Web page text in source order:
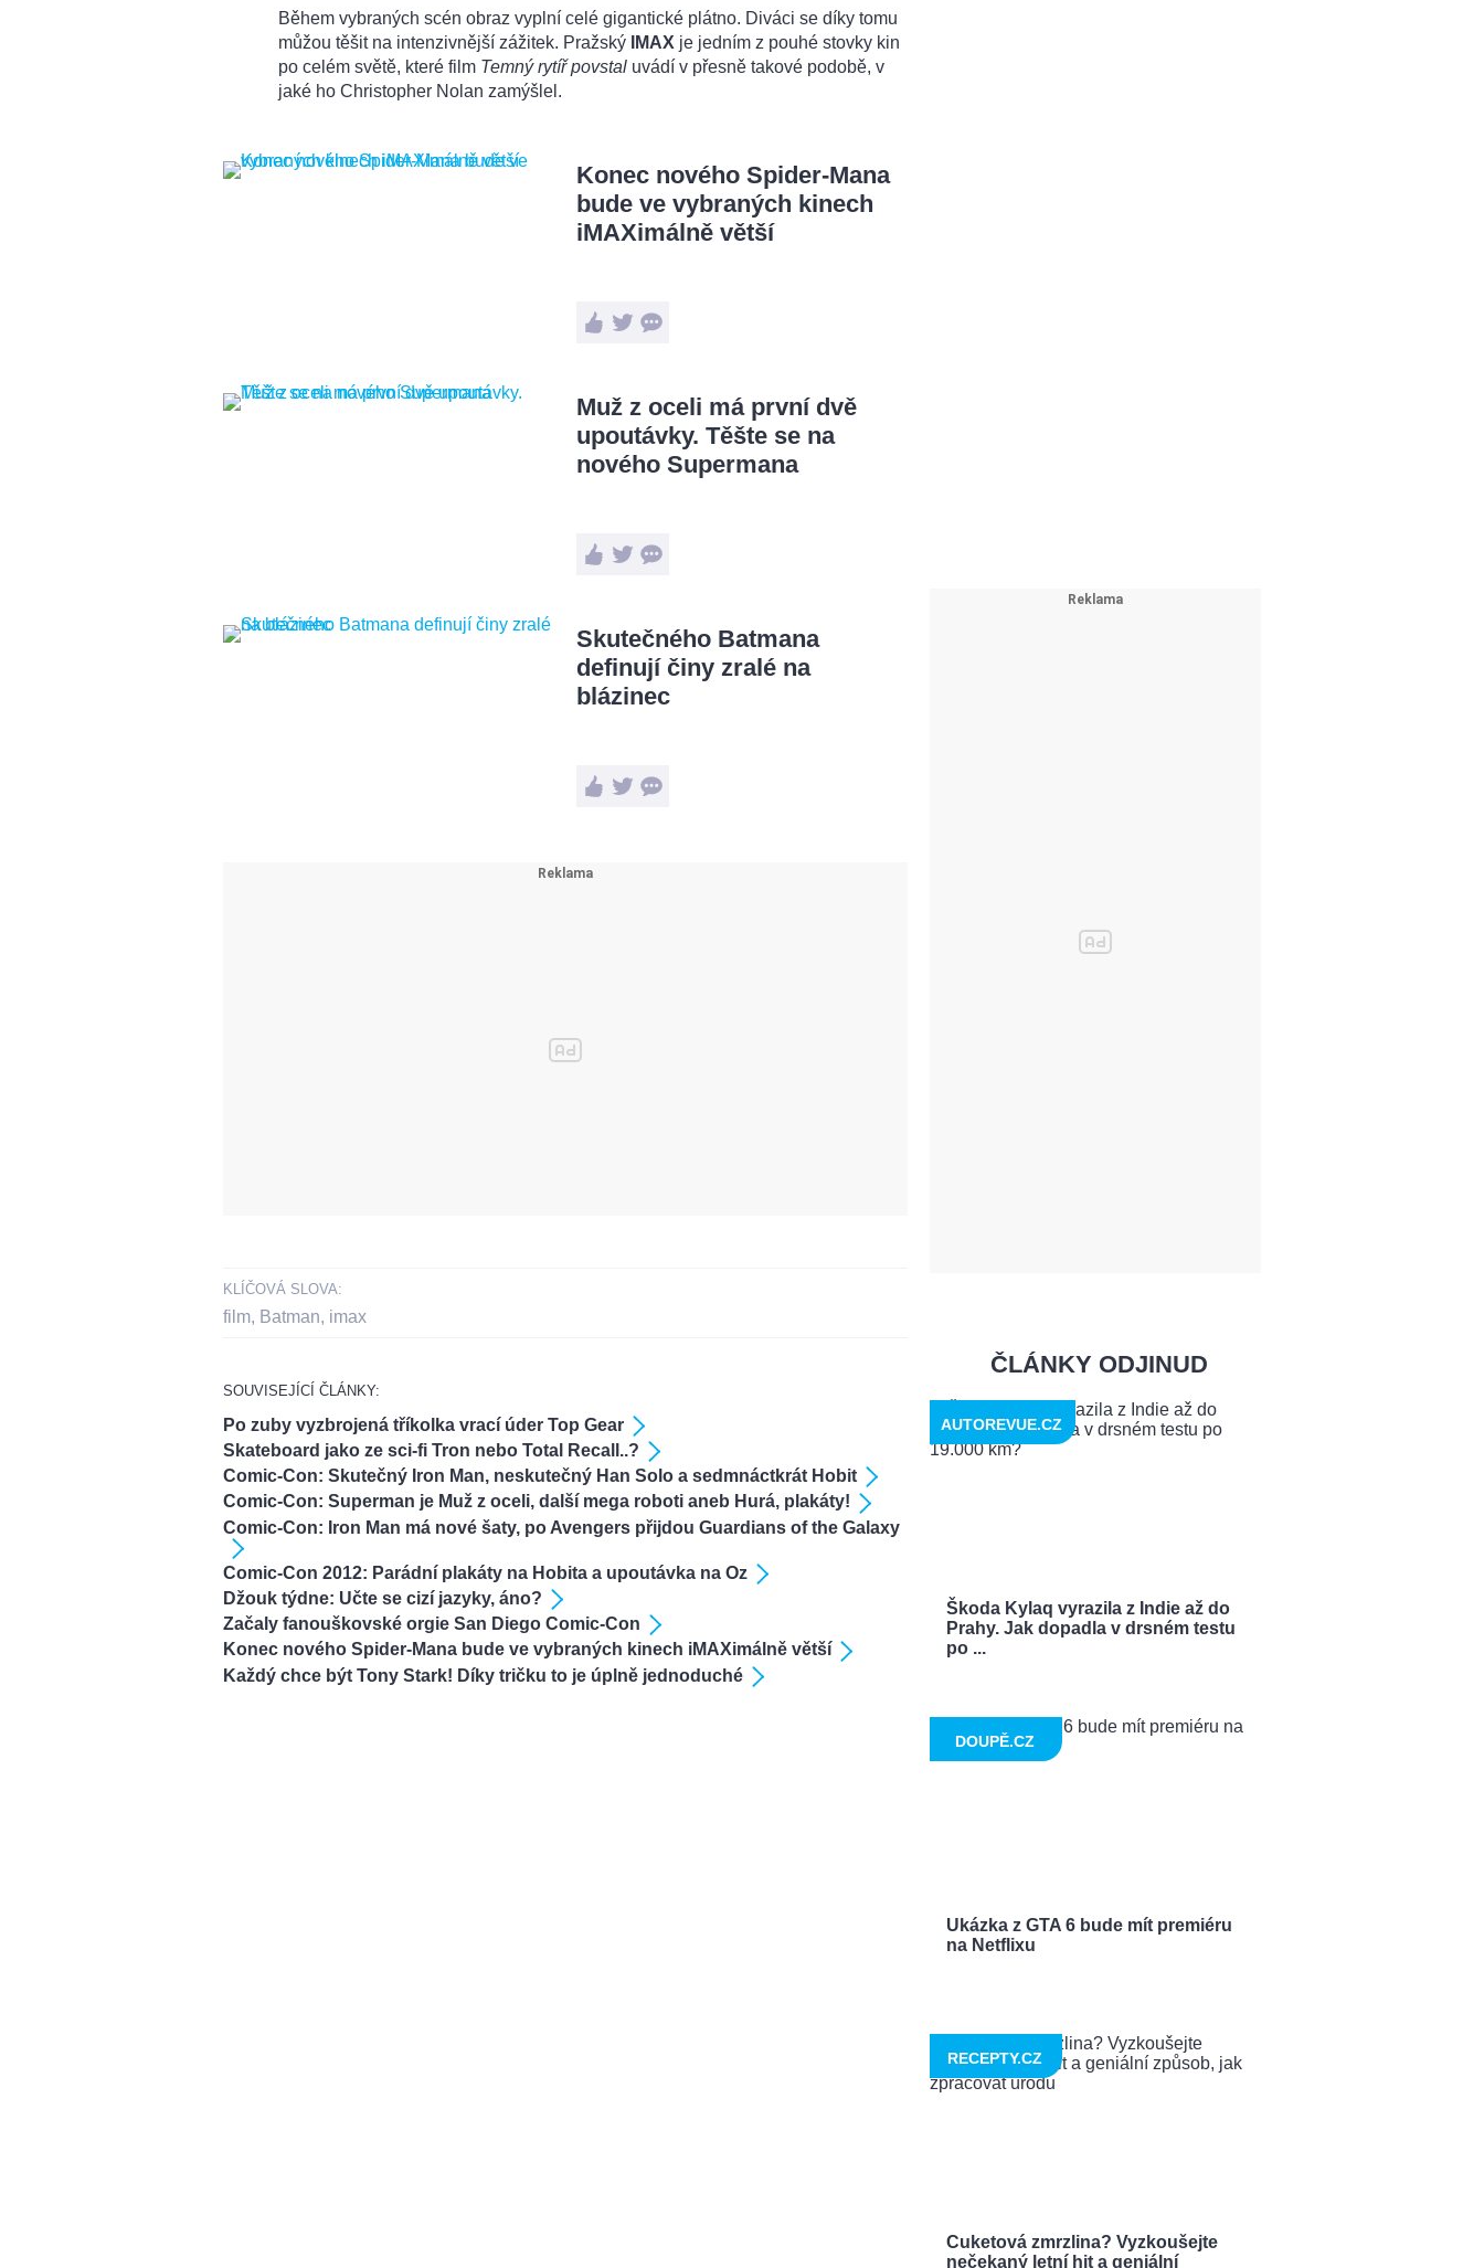
Během vybraných scén obraz vyplní celé gigantické plátno. Diváci se díky tomu
můžou těšit na intenzivnější zážitek. Pražský
IMAX je jedním z pouhé stovky kin
po celém světě, které film Temný rytíř povstal uvádí v přesně takové podobě, v
jaké ho Christopher Nolan zamýšlel.
Konec nového Spider-Mana
bude ve vybraných kinech
iMAXimálně větší
Muž z oceli má první dvě
upoutávky. Těšte se na
nového Supermana
Skutečného Batmana
definují činy zralé na
blázinec
KLÍČOVÁ SLOVA:
film, Batman, imax
SOUVISEJÍCÍ ČLÁNKY:
Po zuby vyzbrojená tříkolka vrací úder Top Gear
Skateboard jako ze sci-fi Tron nebo Total Recall..?
Comic-Con: Skutečný Iron Man, neskutečný Han Solo a sedmnáctkrát Hobit
Comic-Con: Superman je Muž z oceli, další mega roboti aneb Hurá, plakáty!
Comic-Con: Iron Man má nové šaty, po Avengers přijdou Guardians of the Galaxy
Comic-Con 2012: Parádní plakáty na Hobita a upoutávka na Oz
Džouk týdne: Učte se cizí jazyky, áno?
Začaly fanouškovské orgie San Diego Comic-Con
Konec nového Spider-Mana bude ve vybraných kinech iMAXimálně větší
Každý chce být Tony Stark! Díky tričku to je úplně jednoduché
ČLÁNKY ODJINUD
Škoda Kylaq vyrazila z Indie až do
Prahy. Jak dopadla v drsném testu
po ...
AUTOREVUE.CZ
Ukázka z GTA 6 bude mít premiéru
na Netflixu
DOUPĚ.CZ
Cuketová zmrzlina? Vyzkoušejte
nečekaný letní hit a geniální
RECEPTY.CZ